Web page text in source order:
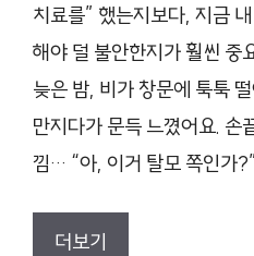
치료를” 했는지보다, 지금
해야 덜 불안한지가 훨씬 중
늦은 밤, 비가 창문에 툭툭
만지다가 문득 느꼈어요. 손
낌… “아, 이거 탈모 쪽인가
더보기